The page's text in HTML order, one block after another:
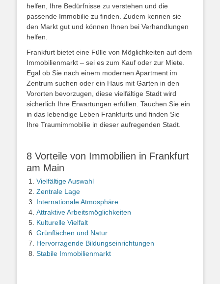
helfen, Ihre Bedürfnisse zu verstehen und die
passende Immobilie zu finden. Zudem kennen sie
den Markt gut und können Ihnen bei Verhandlungen
helfen.
Frankfurt bietet eine Fülle von Möglichkeiten auf dem
Immobilienmarkt – sei es zum Kauf oder zur Miete.
Egal ob Sie nach einem modernen Apartment im
Zentrum suchen oder ein Haus mit Garten in den
Vororten bevorzugen, diese vielfältige Stadt wird
sicherlich Ihre Erwartungen erfüllen. Tauchen Sie ein
in das lebendige Leben Frankfurts und finden Sie
Ihre Traumimmobilie in dieser aufregenden Stadt.
8 Vorteile von Immobilien in Frankfurt
am Main
Vielfältige Auswahl
Zentrale Lage
Internationale Atmosphäre
Attraktive Arbeitsmöglichkeiten
Kulturelle Vielfalt
Grünflächen und Natur
Hervorragende Bildungseinrichtungen
Stabile Immobilienmarkt